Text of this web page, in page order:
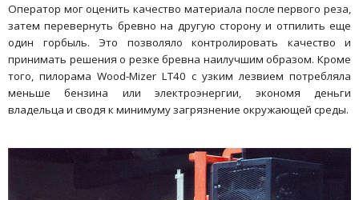
Оператор мог оценить качество материала после первого реза,
затем перевернуть бревно на другую сторону и отпилить еще
один горбыль. Это позволяло контролировать качество и
принимать решения о резке бревна наилучшим образом. Кроме
того, пилорама Wood-Mizer LT40 с узким лезвием потребляла
меньше бензина или электроэнергии, экономя деньги
владельца и сводя к минимуму загрязнение окружающей среды.